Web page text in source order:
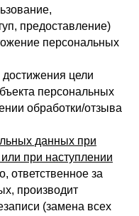
предоставление)
персональных
достижения цели
персональных
обработки/отзыва
данных при
при наступлении
ответственное за
производит
(замена всех